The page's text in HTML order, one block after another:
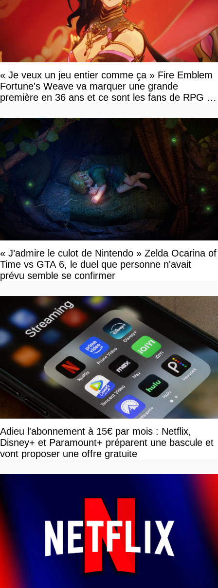
« Je veux un jeu entier comme ça » Fire Emblem
Fortune's Weave va marquer une grande
première en 36 ans et ce sont les fans de RPG en
« J’admire le culot de Nintendo » Zelda Ocarina of
Time vs GTA 6, le duel que personne n'avait
prévu semble se confirmer
Adieu l'abonnement à 15€ par mois : Netflix,
Disney+ et Paramount+ préparent une bascule et
vont proposer une offre gratuite